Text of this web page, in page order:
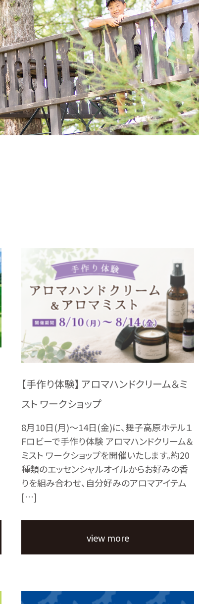
【手作り体験】 アロマハンドクリーム＆ミ
スト ワークショップ
8月10日(月)～14日(金)に、舞子高原ホテル１
Fロビーで手作り体験 アロマハンドクリーム＆
ミスト ワークショップを開催いたします。約20
種類のエッセンシャルオイルからお好みの香
りを組み合わせ、自分好みのアロマアイテム
[…]
view more